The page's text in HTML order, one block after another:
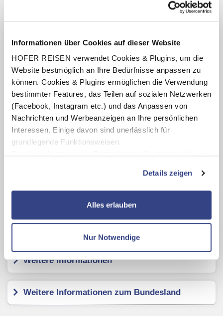
Informationen über Cookies auf dieser Website
HOFER REISEN verwendet Cookies & Plugins, um die
Website bestmöglich an Ihre Bedürfnisse anpassen zu
können. Cookies & Plugins ermöglichen die Verwendung
bestimmter Features, das Teilen auf sozialen Netzwerken
(Facebook, Instagram etc.) und das Anpassen von
Nachrichten und Werbeanzeigen an Ihre persönlichen
Interessen. Einige davon sind unerlässlich für
grundlegende Funktionsweisen.
zusätzliche Dienste bzw. Technologien von Drittanbietern
nutzen und uns sowie Dritten weitere Personalisierungen
ermöglichen, dabei kommt es auch zu Übermittlungen
Datenschutzseite
Mit Klick auf "Alles erlauben" stimmen Sie der
Verwendung der Cookies & Plugins auf unseren
Details zeigen
Alles erlauben
Nur Notwendige
2 – 7 x Übernachtung im Hotel im Park
s
Verpflegung: Halbpension mit Frühstücksbuffet,
nachmittags Jause (13:00 – 15:00 Uhr), abends 6-Gang-
Wahlmenü
Benutzung des hoteleigenen Wellnessbereichs
(Öffnungszeiten lt. Aushang vor Ort oder online)
Weitere Informationen
Weitere Informationen zum Bundesland